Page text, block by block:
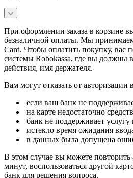
При оформлении заказа в корзине
безналичной оплаты. Мы
Card. Чтобы оплатить покупку, вас
системы Robokassa, где вы должны
действия, имя держателя.
Вам могут отказать от авторизации
если ваш банк не
на карте недостаточно
банк не поддерживает услугу
истекло время ожидания
в данных была допущена
В этом случае вы можете повторить
минут, воспользоваться другой
банк для решения вопроса.